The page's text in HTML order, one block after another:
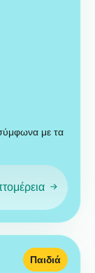
με τα
Παιδιά